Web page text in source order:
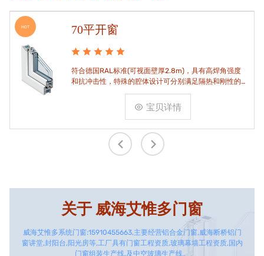
HOT 70平开窗
符合德国RAL标准(可视面壁厚2.8m)，具有高焊角强度
和抗冲击性，特殊的腔体设计可分别满足隔热和刚性的
宝贝详情
关于 威海艾惟多门窗
威海艾惟多系统门窗:15910455663,主要经营铝合金门窗,威海断桥铝门
窗讲堂,封阳台,阳光房等,工厂具有门窗工程资质,玻璃幕墙工程资质,国内
门窗组装生产线,及中空玻璃生产线。